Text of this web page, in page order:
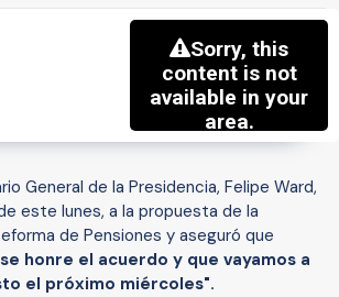
General de la Presidencia, Felipe Ward,
este lunes, a la propuesta de la
de Pensiones y aseguró que
honre el acuerdo y que vayamos a
el próximo miércoles".